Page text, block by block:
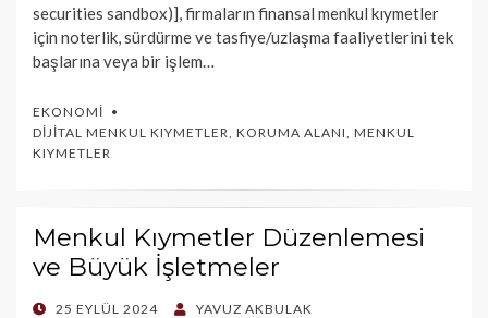
securities sandbox)], firmaların finansal menkul kıymetler
için noterlik, sürdürme ve tasfiye/uzlaşma faaliyetlerini tek
başlarına veya bir işlem…
EKONOMI
DIJITAL MENKUL KIYMETLER KORUMA ALANI MENKUL
KIYMETLER
Menkul Kıymetler Düzenlemesi
ve Büyük İşletmeler
POSTED
25 EYLÜL 2024 YAVUZ AKBULAK